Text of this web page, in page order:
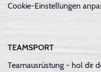
Cookie-Einstellungen
TEAMSPORT
Teamausrüstung - hol dir